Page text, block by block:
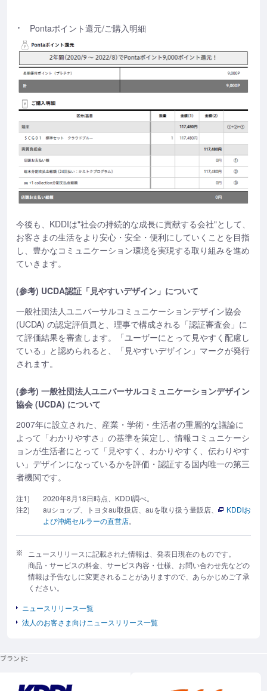
Pontaポイント還元/ご購入明細
今後も、KDDIは"社会の持続的な成長に貢献する会社"として、
お客さまの生活をより安心・安全・便利にしていくことを目指
し、豊かなコミュニケーション環境を実現する取り組みを進め
ていきます。
(参考) UCDA認証「見やすいデザイン」について
一般社団法人ユニバーサルコミュニケーションデザイン協会
(UCDA) の認定評価員と、理事で構成される「認証審査会」に
て評価結果を審査します。「ユーザーにとって見やすく配慮し
ている」と認められると、「見やすいデザイン」マークが発行
されます。
(参考) 一般社団法人ユニバーサルコミュニケーションデザイン
協会 (UCDA) について
2007年に設立された、産業・学術・生活者の重層的な議論に
よって「わかりやすさ」の基準を策定し、情報コミュニケーシ
ョンが生活者にとって「見やすく、わかりやすく、伝わりやす
い」デザインになっているかを評価・認証する国内唯一の第三
者機関です。
注1)
2020年8月18日時点、KDDI調べ。
注2)
auショップ、トヨタau取扱店、auを取り扱う量販店、
KDDIお
よび沖縄セルラーの直営店。
ニュースリリースに記載された情報は、発表日現在のものです。
商品・サービスの料金、サービス内容・仕様、お問い合わせ先などの
情報は予告なしに変更されることがありますので、あらかじめご了承
ください。
ニュースリリース一覧
法人のお客さま向けニュースリリース一覧
ブランド